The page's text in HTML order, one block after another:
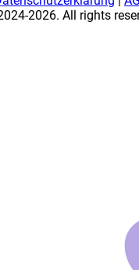
2026. All rights